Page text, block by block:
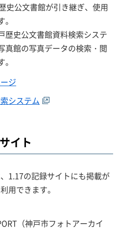
史公文書館が引き継ぎ、使用
歴史公文書館資料検索システ
真館の写真データの検索・閲
ジ
システム
イト
1.17の記録サイトにも掲載が
用できます。
（神戸市フォトアーカイ